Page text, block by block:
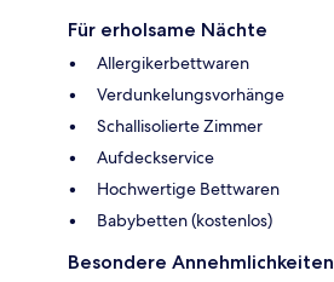
Für erholsame Nächte
Allergikerbettwaren
Verdunkelungsvorhänge
Schallisolierte Zimmer
Aufdeckservice
Hochwertige Bettwaren
Babybetten (kostenlos)
Besondere Annehmlichkeiten